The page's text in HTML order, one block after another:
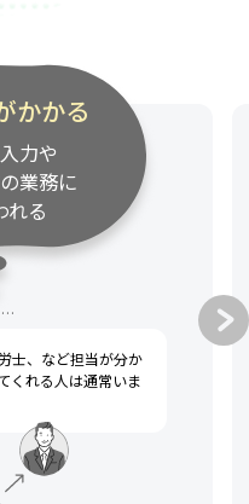
かかる
力や
業務に
れる
…
士、など担当が分か
くれる人は通常いま